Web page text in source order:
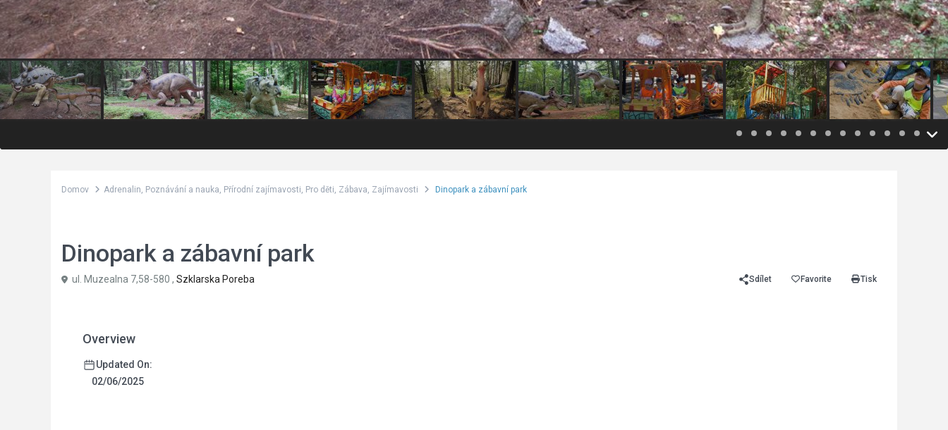
Domov Adrenalin, Poznávání a nauka, Přírodní zajímavosti, Pro děti, Zábava, Zajímavosti Dinopark a zábavní park
Dinopark a zábavní park
ul. Muzealna 7,58-580 , Szklarska Poreba Sdílet Favorite Tisk
Overview
Updated On:
02/06/2025